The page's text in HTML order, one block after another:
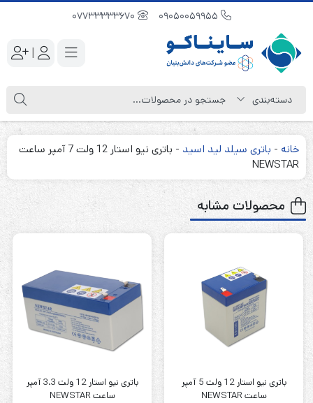
|
خانه - باتری سیلد لید اسید -
باتری نیو استار 12 ولت 7 آمپر ساعت
NEWSTAR
محصولات مشابه
باتری نیو استار 12 ولت 5 آمپر
ساعت NEWSTAR
باتری نیو استار 12 ولت 3.3 آمپر
ساعت NEWSTAR